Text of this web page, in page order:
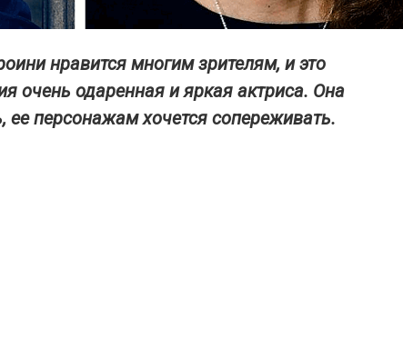
нравится многим зрителям, и это
очень одаренная и яркая актриса. Она
ее персонажам хочется сопереживать.